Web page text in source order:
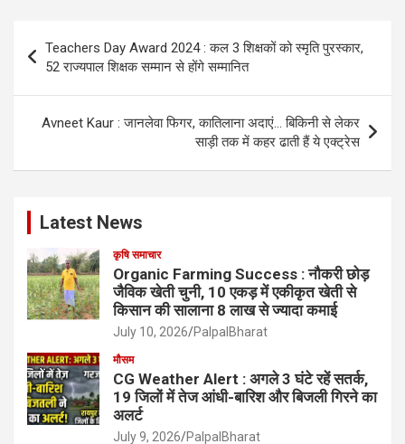
navigation
Teachers Day Award 2024 : कल 3 शिक्षकों को स्मृति पुरस्कार,
52 राज्यपाल शिक्षक सम्मान से होंगे सम्मानित
Avneet Kaur : जानलेवा फिगर, कातिलाना अदाएं… बिकिनी से लेकर
साड़ी तक में कहर ढाती हैं ये एक्ट्रेस
Latest News
कृषि समाचार
Organic Farming Success : नौकरी छोड़
जैविक खेती चुनी, 10 एकड़ में एकीकृत खेती से
किसान की सालाना 8 लाख से ज्यादा कमाई
July 10, 2026 PalpalBharat
मौसम
CG Weather Alert : अगले 3 घंटे रहें सतर्क,
19 जिलों में तेज आंधी-बारिश और बिजली गिरने का
अलर्ट
July 9, 2026 PalpalBharat